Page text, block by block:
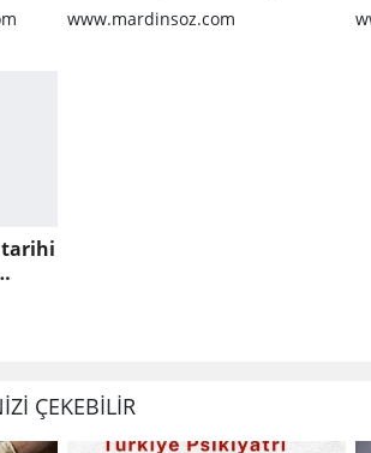
www.mardinsoz.com
tarihi
ÇEKEBİLİR